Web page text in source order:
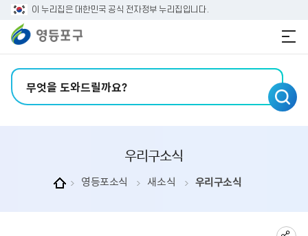
본문 바로가기
주메뉴 바로가기
이 누리집은 대한민국 공식 전자정부 누리집입니다.
우리구소식
영등포소식 새소식 우리구소식